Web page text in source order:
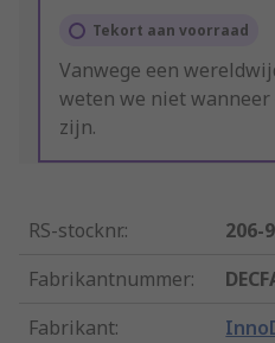
Tekort aan voorraad
Vanwege een
weten we niet
zijn.
RS-stocknr.:
206-
Fabrikantnummer:
Fabrikant: